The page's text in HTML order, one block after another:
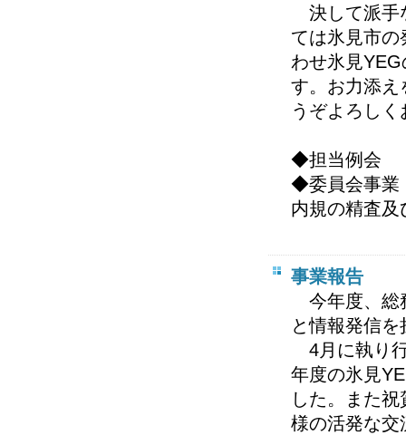
決して派手
ては氷見市
わせ氷見
す。お力添え
うぞよろし
◆担当例会
◆委員会事業
内規の精査及
事業報告
今年度、総
と情報発信
4月に執り
年度の氷見
した。また
様の活発な交